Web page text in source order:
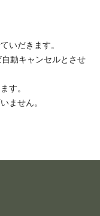
いだきます。
動キャンセルとさせ
す。
ません。